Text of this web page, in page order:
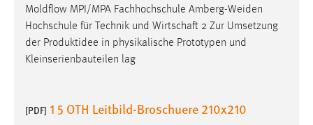
Moldflow MPI/MPA Fachhochschule Amberg-Weiden
Hochschule für Technik und Wirtschaft 2 Zur Umsetzung
der Produktidee in physikalische Prototypen und
Kleinserienbauteilen lag
[PDF] 1 5 OTH Leitbild-Broschuere 210x210